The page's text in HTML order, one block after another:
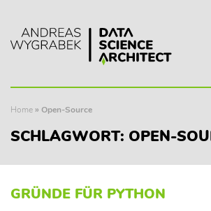
Home » Open-Source
SCHLAGWORT: OPEN-
GRÜNDE FÜR PYTHON